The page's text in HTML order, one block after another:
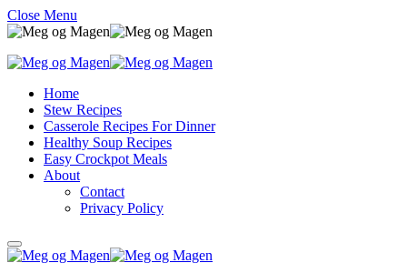
Close Menu
Home
Stew Recipes
Casserole Recipes For Dinner
Healthy Soup Recipes
Easy Crockpot Meals
About
Contact
Privacy Policy